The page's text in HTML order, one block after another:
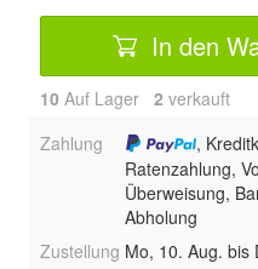
In den
10 Auf Lager 2 verkauft
Zahlung
,
Ratenzahlung,
Überweisung,
Abholung
Zustellung Mo, 10. Aug. bis